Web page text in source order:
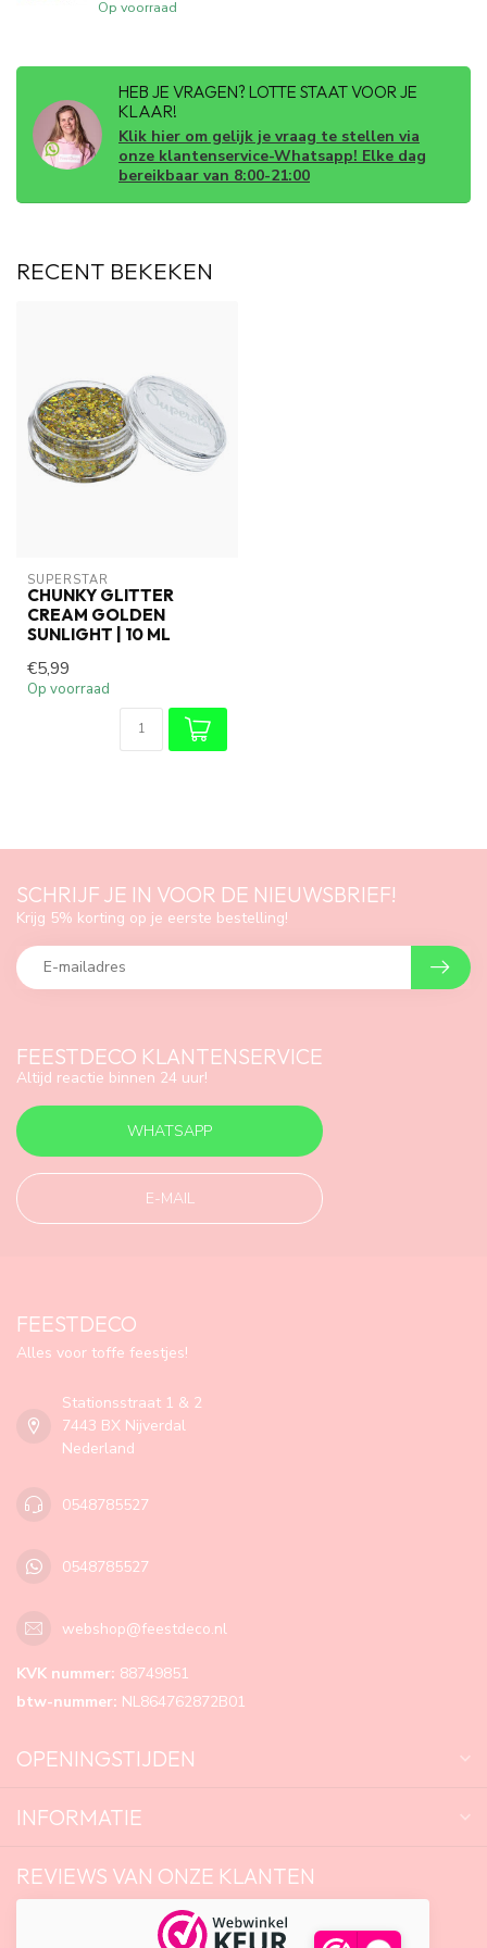
Op voorraad
HEB JE VRAGEN? LOTTE STAAT VOOR JE
KLAAR!
Klik hier om gelijk je vraag te stellen via
onze klantenservice-Whatsapp! Elke dag
bereikbaar van 8:00-21:00
RECENT BEKEKEN
SUPERSTAR
CHUNKY GLITTER
CREAM GOLDEN
SUNLIGHT | 10 ML
€5,99
Op voorraad
FEESTDECO KLANTENSERVICE
Altijd reactie binnen 24 uur!
WHATSAPP
E-MAIL
SCHRIJF JE IN VOOR DE NIEUWSBRIEF!
Krijg 5% korting op je eerste bestelling!
FEESTDECO
Alles voor toffe feestjes!
Stationsstraat 1 & 2
7443 BX Nijverdal
Nederland
0548785527
0548785527
webshop@feestdeco.nl
KVK nummer: 88749851
btw-nummer: NL864762872B01
OPENINGSTIJDEN
INFORMATIE
REVIEWS VAN ONZE KLANTEN